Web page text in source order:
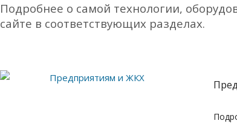
Подробнее о самой технологии,
сайте в соответствующих разделах.